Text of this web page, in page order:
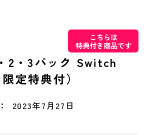
こちらは
特典付き商品です
2・3パック Switch
定特典付）
2023年7月27日